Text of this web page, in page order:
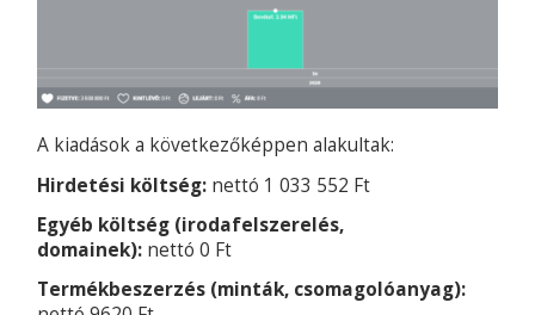
A kiadások a következőképpen alakultak:
Hirdetési költség: nettó 1 033 552 Ft
Egyéb költség (irodafelszerelés,
domainek): nettó 0 Ft
Termékbeszerzés (minták, csomagolóanyag):